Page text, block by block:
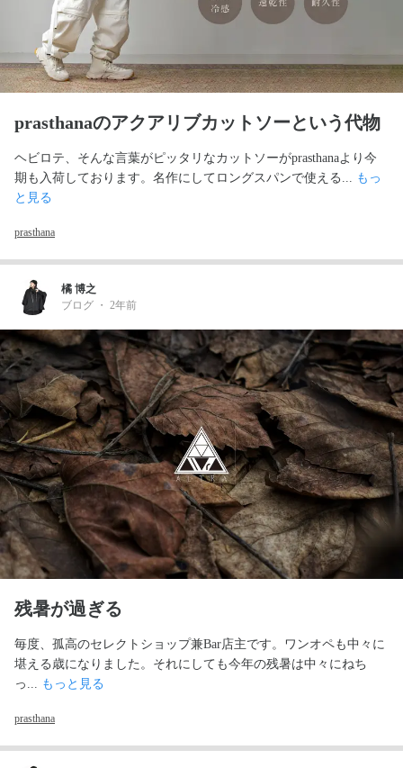
prasthanaのアクアリブカットソーという代物
ヘビロテ、そんな言葉がピッタリなカットソーがprasthanaより今
期も入荷しております。名作にしてロングスパンで使える... もっ
と見る
prasthana
橘 博之
ブログ ・ 2年前
残暑が過ぎる
毎度、孤高のセレクトショップ兼Bar店主です。ワンオペも中々に
堪える歳になりました。それにしても今年の残暑は中々にねち
っ... もっと見る
prasthana